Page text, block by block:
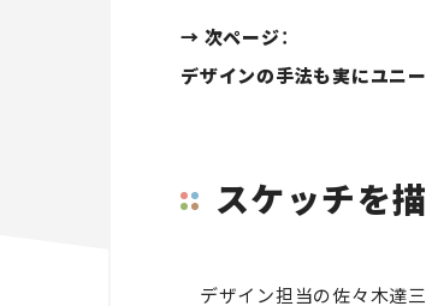
→ 次ページ：
デザインの手法も実にユニ
スケッチを
デザイン担当の佐々木達